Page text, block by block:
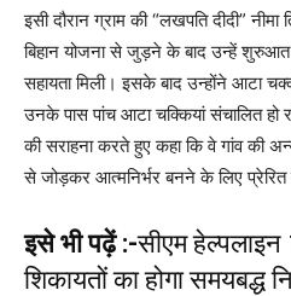
इसी दौरान ग्राम की “लखपति दीदी” नीमा
बिहान योजना से जुड़ने के बाद उन्हें
सहायता मिली। इसके बाद उन्होंने आटा
उनके पास पांच आटा चक्कियां संचालित
की सराहना करते हुए कहा कि वे गांव की
से जोड़कर आत्मनिर्भर बनने के लिए
इसे भी पढ़ें :-सीएम
शिकायतों का होगा समयबद्ध